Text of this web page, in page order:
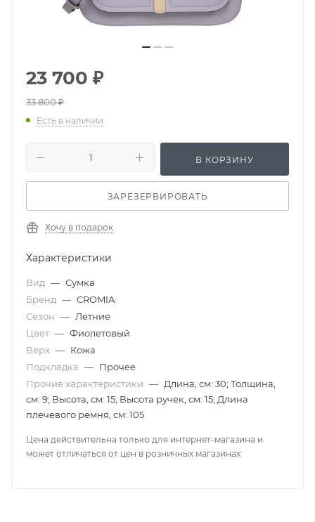
23 700 ₽
33 800₽
Есть в наличии
В КОРЗИНУ
ЗАРЕЗЕРВИРОВАТЬ
Хочу в подарок
Характеристики
Вид — Сумка
Бренд — CROMIA
Сезон — Летние
Цвет — Фиолетовый
Верх — Кожа
Подкладка — Прочее
Прочие характеристики — Длина, см: 30; Толщина,
см: 9; Высота, см: 15; Высота ручек, см: 15; Длина
плечевого ремня, см: 105
Цена действительна только для интернет-магазина и
может отличаться от цен в розничных магазинах